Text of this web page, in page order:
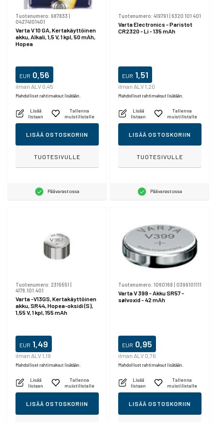
Tuotenumero: 987833 |
04274101401
Varta V 10 GA, Kertakäyttöinen
akku, Alkali, 1,5 V, 1 kpl, 50 mAh,
Hopea
EUR 0,56
ilman ALV 0,45
Mahdolliset rahtimaksut lisätään.
Lisää
listaan
Tallenna
muistilistalle
LISÄÄ OSTOSKORIIN
TUOTESIVULLE
Päävarastossa
Tuotenumero: 419791 | 6320 101 401
Varta Electronics - Paristot
CR2320 - Li - 135 mAh
EUR 1,51
ilman ALV 1,20
Mahdolliset rahtimaksut lisätään.
Lisää
listaan
Tallenna
muistilistalle
LISÄÄ OSTOSKORIIN
TUOTESIVULLE
Päävarastossa
Tuotenumero: 2315551
4176.101.401
Varta -V13GS, Kertakäyttöinen
akku, SR44, Hopea-oksidi (S),
1,55 V, 1 kpl, 155 mAh
EUR 1,49
ilman ALV 1,19
Mahdolliset rahtimaksut lisätään.
Lisää
listaan
Tallenna
muistilistalle
LISÄÄ OSTOSKORIIN
Tuotenumero: 1060168 0399101111
Varta V 399 - Akku SR57 -
sølvoxid - 42 mAh
EUR 0,95
ilman ALV 0,76
Mahdolliset rahtimaksut lisätään.
Lisää
listaan
Tallenna
muistilistalle
LISÄÄ OSTOSKORIIN